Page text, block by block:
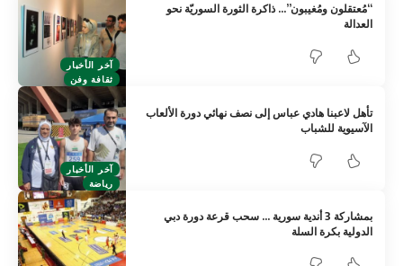
آخر الأخبار
ثقافة وفن
“مُعتقلون ومُغيبون”… ذاكرة الثورة السوريّة نحو
العدالة
آخر الأخبار
رياضة
تأهل لاعبنا هادي عباس إلى نصف نهائي دورة الألعاب
الآسيوية للشباب
بمشاركة 3 أندية سورية … سحب قرعة دورة دبي
الدولية بكرة السلة